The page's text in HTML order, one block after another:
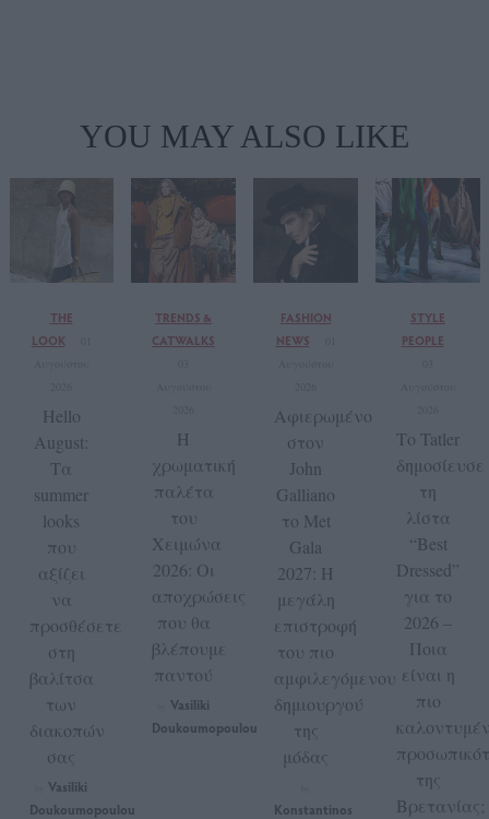
YOU MAY ALSO LIKE
THE
LOOK
Hello
August:
Τα
summer
looks
που
αξίζει
να
προσθέσετε
στη
βαλίτσα
των
διακοπών
σας
Vasiliki
Doukoumopoulou
TRENDS &
CATWALKS
Η
χρωματική
παλέτα
του
Χειμώνα
2026: Οι
αποχρώσεις
που θα
βλέπουμε
παντού
Vasiliki
Doukoumopoulou
FASHION
NEWS
Αφιερωμένο
στον
John
Galliano
το Met
Gala
2027: Η
μεγάλη
επιστροφή
του πιο
αμφιλεγόμενου
δημιουργού
της
μόδας
Konstantinos
STYLE
PEOPLE
Το Tatler
δημοσίευσε
τη
λίστα
“Best
Dressed”
για το
2026 –
Ποια
είναι η
πιο
της
Βρετανίας;